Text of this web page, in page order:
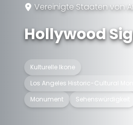
Vereinigte Staaten von
Hollywood
Kulturelle Ikone
Los Angeles Historic-Cultural
Monument
Sehenswürdigkeit